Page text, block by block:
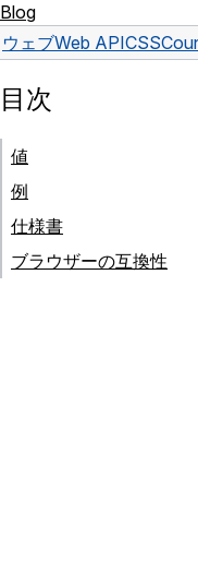
Blog
ウェブWeb API
目次
値
例
仕様書
ブラウザーの互換性